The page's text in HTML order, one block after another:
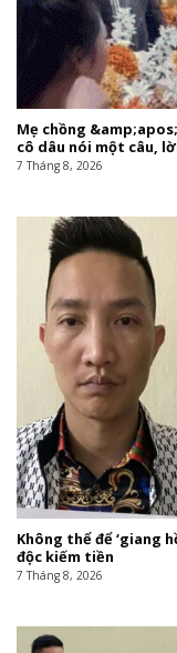
Mẹ chồng
cô dâu nói một câu,
7 Tháng 8, 2026
Không thể để ‘giang
độc kiếm tiền
7 Tháng 8, 2026